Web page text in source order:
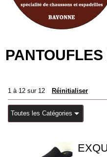
1 à12 sur12 Réinitialiser
Toutes les Catégories